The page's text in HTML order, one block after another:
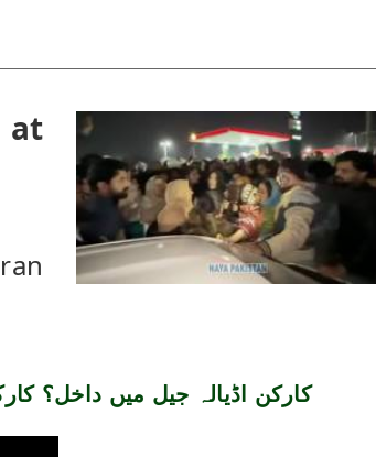
at
کارکن اڈیالہ جیل میں داخل؟